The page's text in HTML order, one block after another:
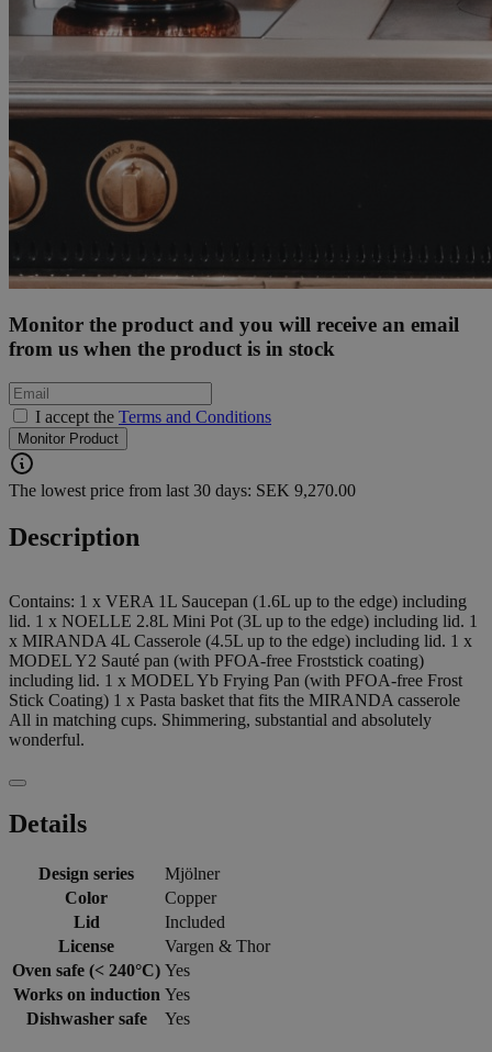
Monitor the product and you will receive an email
from us when the product is in stock
I accept the Terms and Conditions
Monitor Product
The lowest price from last 30 days: SEK 9,270.00
Description
Contains: 1 x VERA 1L Saucepan (1.6L up to the edge) including
lid. 1 x NOELLE 2.8L Mini Pot (3L up to the edge) including lid. 1
x MIRANDA 4L Casserole (4.5L up to the edge) including lid. 1 x
MODEL Y2 Sauté pan (with PFOA-free Froststick coating)
including lid. 1 x MODEL Yb Frying Pan (with PFOA-free Frost
Stick Coating) 1 x Pasta basket that fits the MIRANDA casserole
All in matching cups. Shimmering, substantial and absolutely
wonderful.
Details
Design series
Mjölner
Color
Copper
Lid
Included
License
Vargen & Thor
Oven safe (< 240°C) Yes
Works on induction Yes
Dishwasher safe
Yes